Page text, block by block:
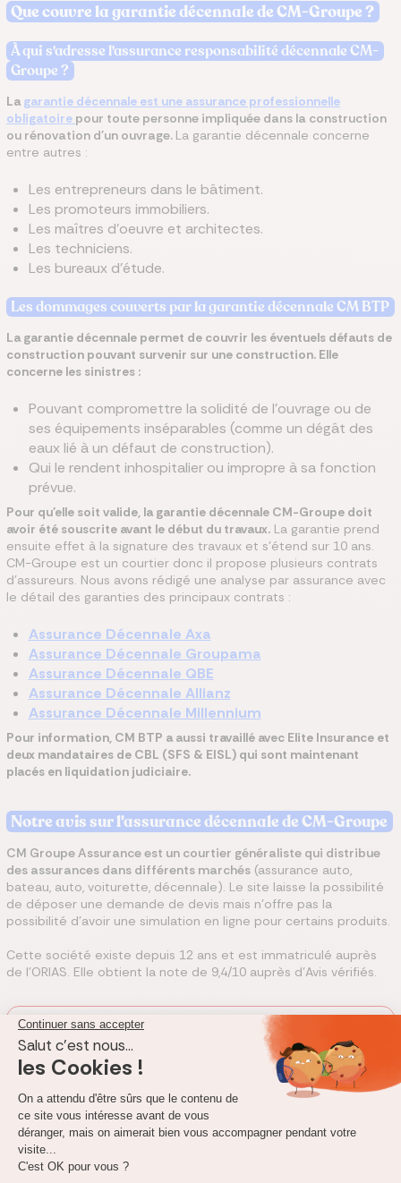
Que couvre la garantie décennale de CM-Groupe ?​
À qui s'adresse l'assurance responsabilité décennale CM-
Groupe ?
La garantie décennale est une assurance professionnelle
obligatoire pour toute personne impliquée dans la construction
ou rénovation d'un ouvrage. La garantie décennale concerne
entre autres :
Les entrepreneurs dans le bâtiment.
Les promoteurs immobiliers.
Les maîtres d'oeuvre et architectes.
Les techniciens.
Les bureaux d'étude.
Les dommages couverts par la garantie décennale CM BTP
La garantie décennale permet de couvrir les éventuels défauts de
construction pouvant survenir sur une construction. Elle
concerne les sinistres :
Pouvant compromettre la solidité de l'ouvrage ou de
ses équipements inséparables (comme un dégât des
eaux lié à un défaut de construction).
Qui le rendent inhospitalier ou impropre à sa fonction
prévue.
Pour qu'elle soit valide, la garantie décennale CM-Groupe doit
avoir été souscrite avant le début du travaux. La garantie prend
ensuite effet à la signature des travaux et s'étend sur 10 ans.
CM-Groupe est un courtier donc il propose plusieurs contrats
d'assureurs. Nous avons rédigé une analyse par assurance avec
le détail des garanties des principaux contrats :
Assurance Décennale Axa
Assurance Décennale Groupama
Assurance Décennale QBE
Assurance Décennale Allianz
Assurance Décennale Millennium
Pour information, CM BTP a aussi travaillé avec Elite Insurance et
deux mandataires de CBL (SFS & EISL) qui sont maintenant
placés en liquidation judiciaire.
Notre avis sur l'assurance décennale de CM-Groupe
CM Groupe Assurance est un courtier généraliste qui distribue
des assurances dans différents marchés (assurance auto,
bateau, auto, voiturette, décennale). Le site laisse la possibilité
de déposer une demande de devis mais n'offre pas la
possibilité d'avoir une simulation en ligne pour certains produits.
Cette société existe depuis 12 ans et est immatriculé auprès
de l'ORIAS. Elle obtient la note de 9,4/10 auprès d'Avis vérifiés.
La Garantie décennale doit obligatoirement être
souscrite avant le début des travaux. Sans cela, en plus
d'être dans l'illégalité, vous vous exposez à prendre en
charge tous les sinistres en cas de dommages.
Avant toute souscription, assurez-vous que les travaux que vous
serez amené à effectuer seront bien couverts par l’assurance
décennale CM-Groupe